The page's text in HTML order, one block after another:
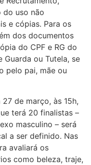
do uso não
e cópias. Para os
dos documentos
do CPF e RG do
Guarda ou Tutela, se
pelo pai, mãe ou
de março, às 15h,
terá 20 finalistas –
masculino – será
a ser definido. Nas
avaliará os
como beleza, traje,